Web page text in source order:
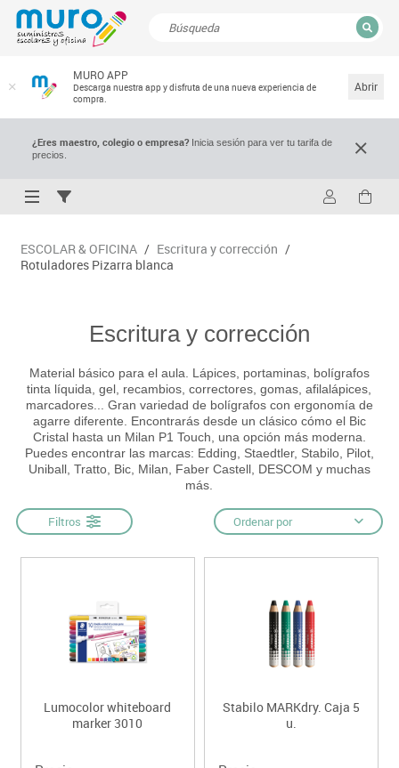
MURO APP
Descarga nuestra app y disfruta de una nueva experiencia de
compra.
Abrir
¿Eres maestro, colegio o empresa?Inicia sesión para ver tu tarifa de
precios.
ESCOLAR & OFICINA / Escritura y corrección /
Rotuladores Pizarra blanca
Escritura y corrección
Material básico para el aula. Lápices, portaminas, bolígrafos
tinta líquida, gel, recambios, correctores, gomas, afilalápices,
marcadores... Gran variedad de bolígrafos con ergonomía de
agarre diferente. Encontrarás desde un clásico cómo el Bic
Cristal hasta un Milan P1 Touch, una opción más moderna.
Puedes encontrar las marcas: Edding, Staedtler, Stabilo, Pilot,
Uniball, Tratto, Bic, Milan, Faber Castell, DESCOM y muchas
más.
Filtros Ordenar por
Lumocolor whiteboard
marker 3010
Stabilo MARKdry. Caja 5
u.